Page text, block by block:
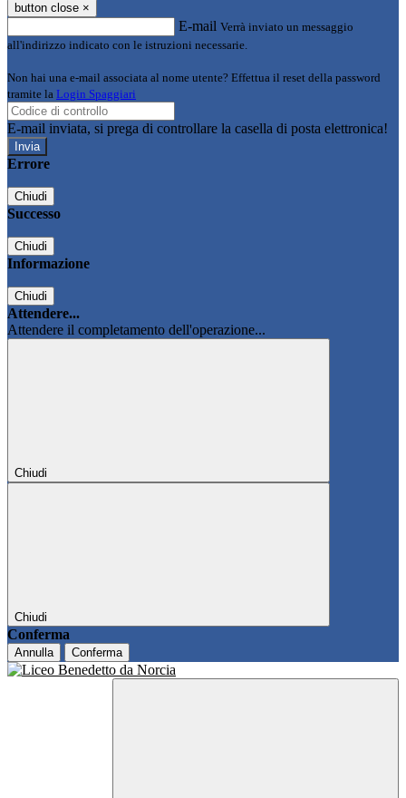
button close ×
E-mail Verrà inviato un messaggio
all'indirizzo indicato con le istruzioni necessarie.
Non hai una e-mail associata al nome utente? Effettua il reset della password
tramite la Login Spaggiari
E-mail inviata, si prega di controllare la casella di posta elettronica!
Errore
Chiudi
Successo
Chiudi
Informazione
Chiudi
Attendere...
Attendere il completamento dell'operazione...
Chiudi
Chiudi
Conferma
Annulla Conferma